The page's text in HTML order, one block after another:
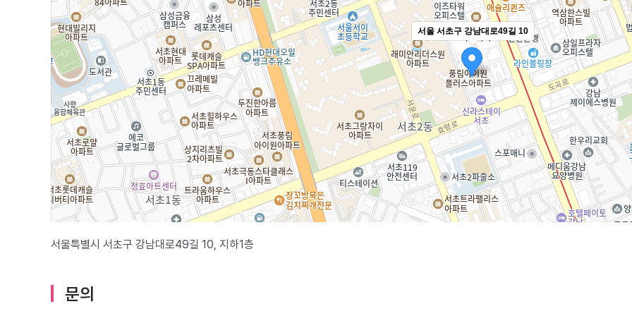
서울 서초구 강남대로49길 10
서울특별시 서초구 강남대로49길 10, 지하1층
문의